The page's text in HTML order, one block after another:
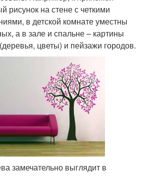
рисунок на стене с четкими
в детской комнате уместны
а в зале и спальне – картины
цветы) и пейзажи городов.
замечательно выглядит в